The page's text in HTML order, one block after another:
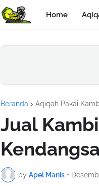
Home
Beranda Aqiqah Pakai
Jual
by Apel Manis •